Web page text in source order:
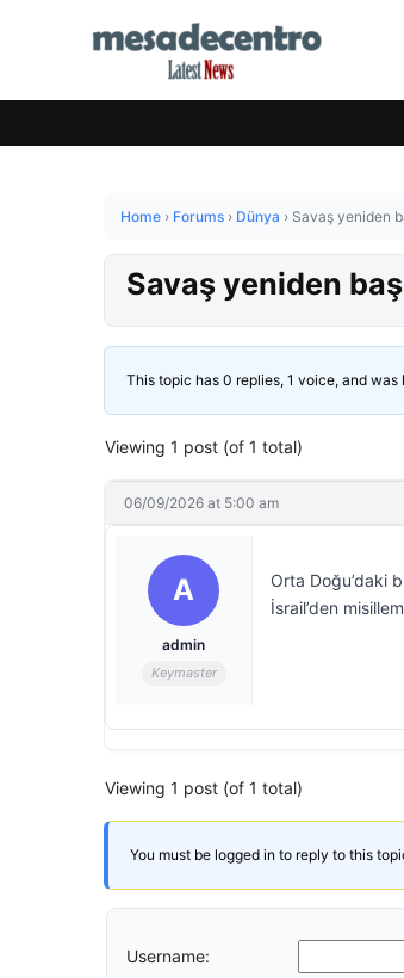
Home › Forums › Dünya › Savaş yeniden
Savaş yeniden
This topic has 0 replies, 1 voice, and was
Viewing 1 post (of 1 total)
06/09/2026 at 5:00 am
A
admin
Keymaster
Orta Doğu’daki
İsrail’den
Viewing 1 post (of 1 total)
You must be logged in to reply to this
Username: